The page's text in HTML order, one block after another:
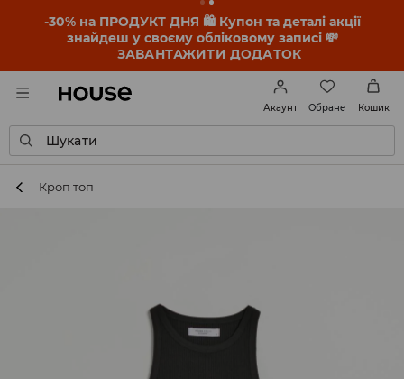
-30% на ПРОДУКТ ДНЯ 🛍️ Купон та деталі акції
знайдеш у своєму обліковому записі 💸
ЗАВАНТАЖИТИ ДОДАТОК
Акаунт Обране Кошик
Шукати
Кроп топ